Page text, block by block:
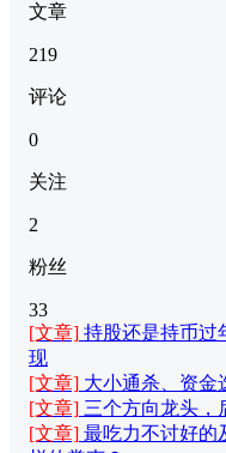
文章
219
评论
0
关注
2
粉丝
33
[文章] 持股还是持币过
现
[文章] 大小通杀、资金
[文章] 三个方向龙头，
[文章] 最吃力不讨好的